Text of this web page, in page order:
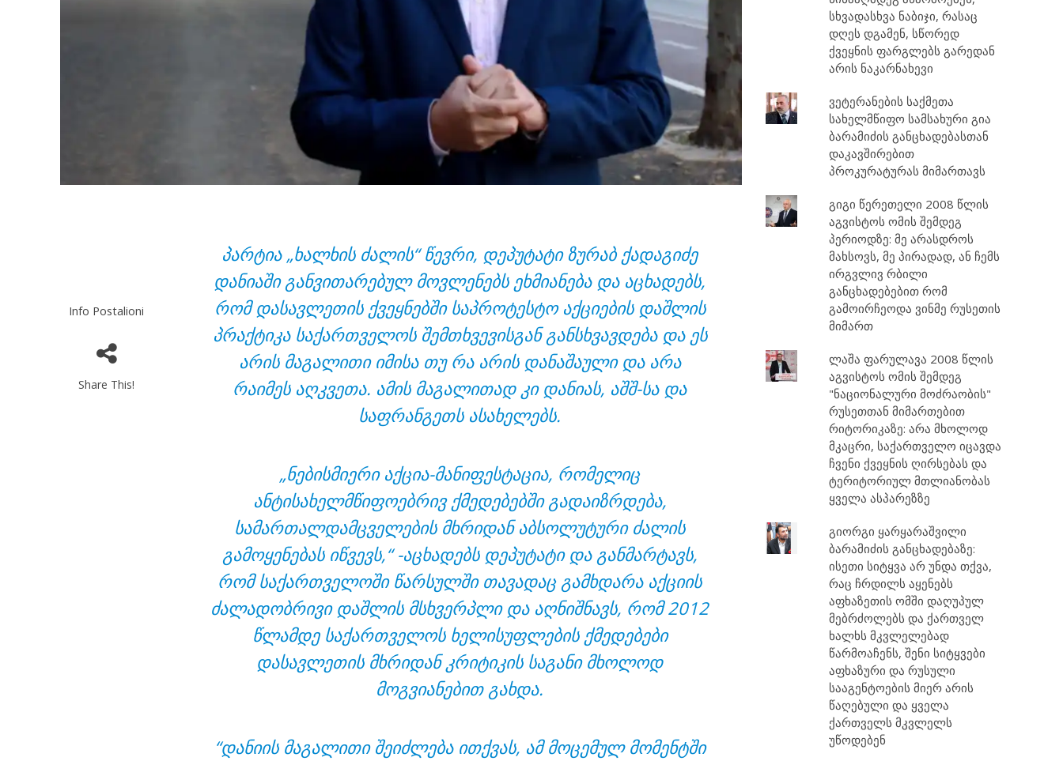
Info Postalioni
Share This!
პარტია „ხალხის ძალის“ წევრი, დეპუტატი ზურაბ ქადაგიძე
დანიაში განვითარებულ მოვლენებს ეხმიანება და აცხადებს,
რომ დასავლეთის ქვეყნებში საპროტესტო აქციების დაშლის
პრაქტიკა საქართველოს შემთხვევისგან განსხვავდება და ეს
არის მაგალითი იმისა თუ რა არის დანაშაული და არა
რაიმეს აღკვეთა. ამის მაგალითად კი დანიას, აშშ-სა და
საფრანგეთს ასახელებს.
„ნებისმიერი აქცია-მანიფესტაცია, რომელიც
ანტისახელმწიფოებრივ ქმედებებში გადაიზრდება,
სამართალდამცველების მხრიდან აბსოლუტური ძალის
გამოყენებას იწვევს,“ -აცხადებს დეპუტატი და განმარტავს,
რომ საქართველოში წარსულში თავადაც გამხდარა აქციის
ძალადობრივი დაშლის მსხვერპლი და აღნიშნავს, რომ 2012
წლამდე საქართველოს ხელისუფლების ქმედებები
დასავლეთის მხრიდან კრიტიკის საგანი მხოლოდ
მოგვიანებით გახდა.
“დანიის მაგალითი შეიძლება ითქვას, ამ მოცემულ მომენტში
სხვადასხვა ნაბიჯი, რასაც
დღეს დგამენ, სწორედ
ქვეყნის ფარგლებს გარედან
არის ნაკარნახევი
ვეტერანების საქმეთა
სახელმწიფო სამსახური გია
ბარამიძის განცხადებასთან
დაკავშირებით
პროკურატურას მიმართავს
გიგი წერეთელი 2008 წლის
აგვისტოს ომის შემდეგ
პერიოდზე: მე არასდროს
მახსოვს, მე პირადად, ან ჩემს
ირგვლივ რბილი
განცხადებებით რომ
გამოირჩეოდა ვინმე რუსეთის
მიმართ
ლაშა ფარულავა 2008 წლის
აგვისტოს ომის შემდეგ
"ნაციონალური მოძრაობის"
რუსეთთან მიმართებით
რიტორიკაზე: არა მხოლოდ
მკაცრი, საქართველო იცავდა
ჩვენი ქვეყნის ღირსებას და
ტერიტორიულ მთლიანობას
ყველა ასპარეზზე
გიორგი ყარყარაშვილი
ბარამიძის განცხადებაზე:
ისეთი სიტყვა არ უნდა თქვა,
რაც ჩრდილს აყენებს
აფხაზეთის ომში დაღუპულ
მებრძოლებს და ქართველ
ხალხს მკვლელებად
წარმოაჩენს, შენი სიტყვები
აფხაზური და რუსული
სააგენტოების მიერ არის
წაღებული და ყველა
ქართველს მკვლელს
უწოდებენ